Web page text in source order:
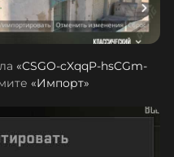
«CSGO-cXqqP-hsCGm-
«Импорт»